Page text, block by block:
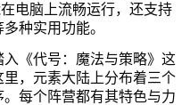
电脑上流畅运行，还支持
种实用功能。
《代号：魔法与策略》这
，元素大陆上分布着三个
每个阵营都有其特色与力